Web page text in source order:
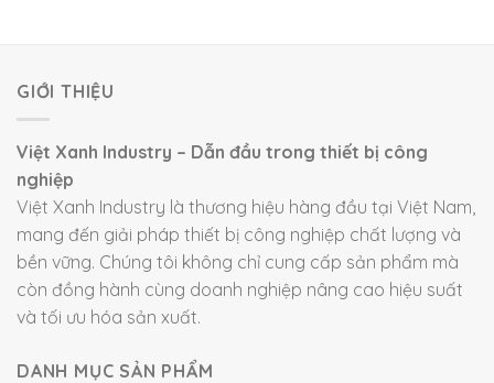
GIỚI THIỆU
Việt Xanh Industry – Dẫn đầu trong thiết bị công
nghiệp
Việt Xanh Industry là thương hiệu hàng đầu tại Việt Nam,
mang đến giải pháp thiết bị công nghiệp chất lượng và
bền vững. Chúng tôi không chỉ cung cấp sản phẩm mà
còn đồng hành cùng doanh nghiệp nâng cao hiệu suất
và tối ưu hóa sản xuất.
DANH MỤC SẢN PHẨM